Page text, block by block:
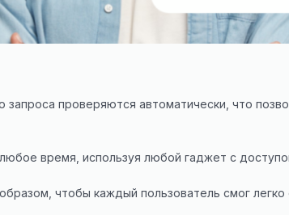
проверяются автоматически, что
время, используя любой гаджет с
чтобы каждый пользователь смог легко